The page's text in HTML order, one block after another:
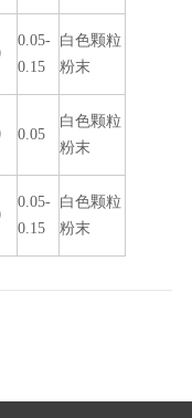
0.05-
0.15
白色颗粒
粉末
0.05
白色颗粒
粉末
0.05-
0.15
白色颗粒
粉末